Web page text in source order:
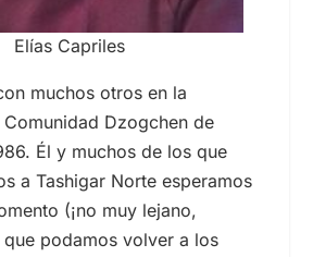
Elías Capriles
muchos otros en la
Dzogchen de
Él y muchos de los que
a Tashigar Norte esperamos
(¡no muy lejano,
podamos volver a los